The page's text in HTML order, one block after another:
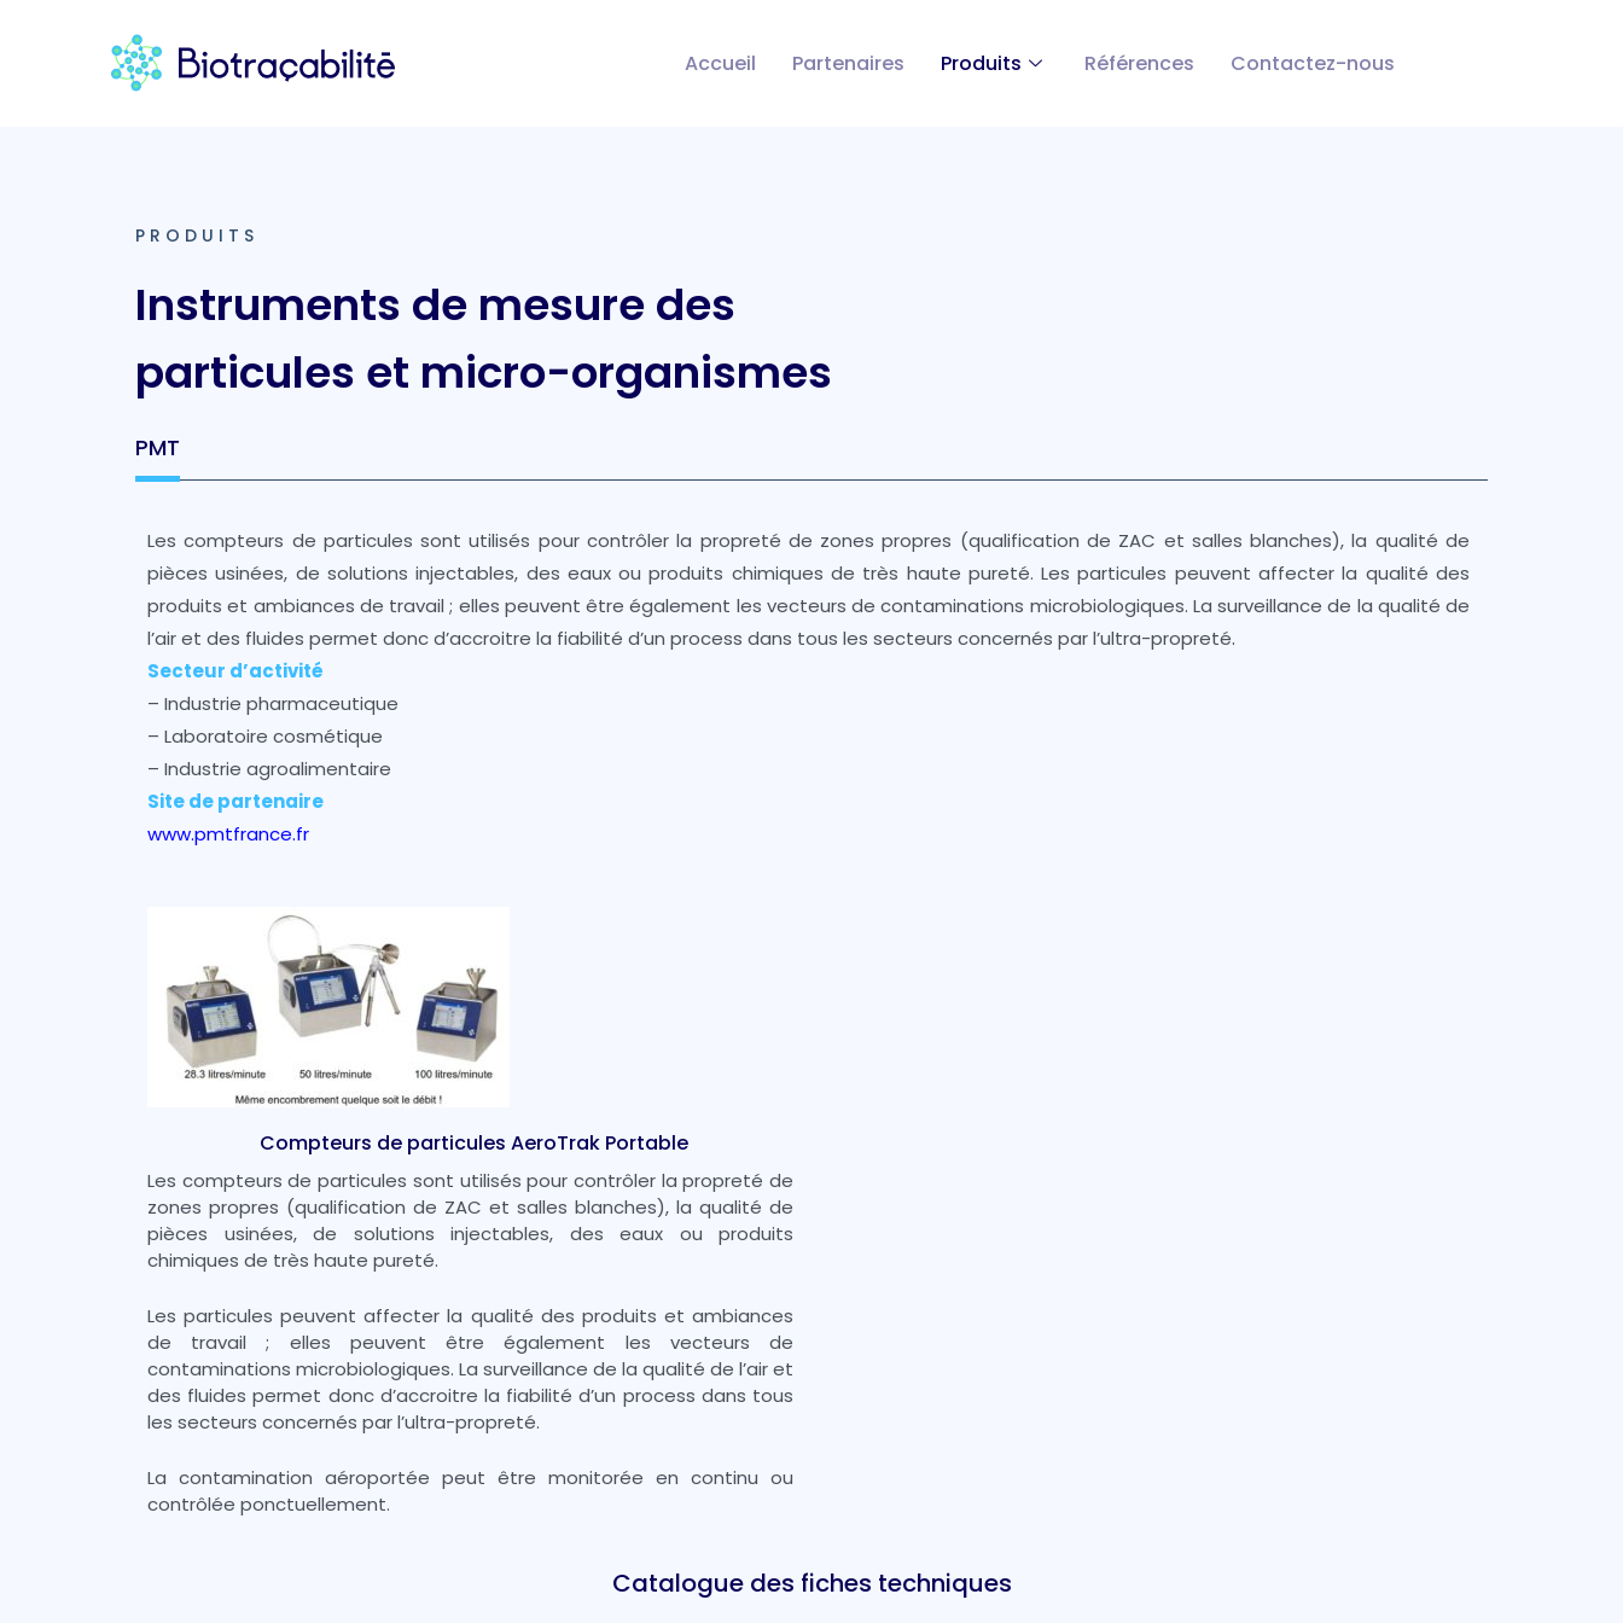
Accueil Partenaires Produits Références Contactez-nous
PRODUITS
Instruments de mesure des
particules et micro-organismes
PMT
Les compteurs de particules sont utilisés pour contrôler la propreté de zones propres (qualification de ZAC et salles blanches), la qualité de
pièces usinées, de solutions injectables, des eaux ou produits chimiques de très haute pureté. Les particules peuvent affecter la qualité des
produits et ambiances de travail ; elles peuvent être également les vecteurs de contaminations microbiologiques. La surveillance de la qualité de
l’air et des fluides permet donc d’accroitre la fiabilité d’un process dans tous les secteurs concernés par l’ultra-propreté.
Secteur d’activité
– Industrie pharmaceutique
– Laboratoire cosmétique
– Industrie agroalimentaire
Site de partenaire
www.pmtfrance.fr
Compteurs de particules AeroTrak Portable
Les compteurs de particules sont utilisés pour contrôler la propreté de
zones propres (qualification de ZAC et salles blanches), la qualité de
pièces usinées, de solutions injectables, des eaux ou produits
chimiques de très haute pureté.
Les particules peuvent affecter la qualité des produits et ambiances
de travail ; elles peuvent être également les vecteurs de
contaminations microbiologiques. La surveillance de la qualité de l’air et
des fluides permet donc d’accroitre la fiabilité d’un process dans tous
les secteurs concernés par l’ultra-propreté.
La contamination aéroportée peut être monitorée en continu ou
contrôlée ponctuellement.
Catalogue des fiches techniques